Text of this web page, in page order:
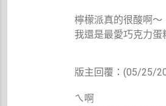
檸檬派真的很酸啊～
我還是最愛巧克力蛋
版主回覆：(05/25/
ㄟ啊